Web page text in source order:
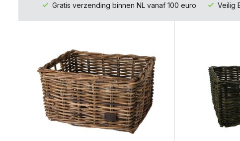
Gratis verzending binnen NL vanaf 100 euro Veilig